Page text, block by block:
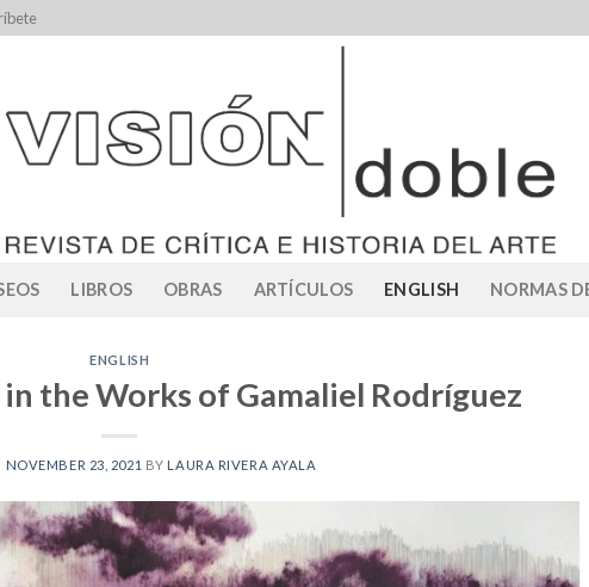
LIBROS OBRAS ARTÍCULOS ENGLISH NORMAS
ENGLISH
the Works of Gamaliel Rodríguez
NOVEMBER 23, 2021 BY LAURA RIVERA AYALA